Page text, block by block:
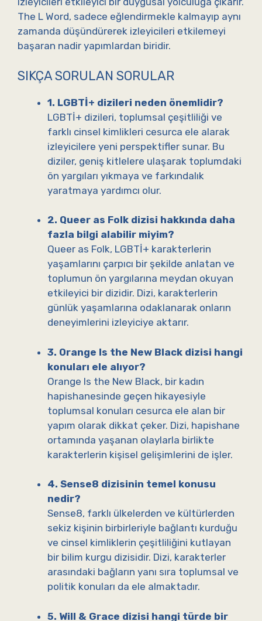
The L Word, sadece eğlendirmekle kalmayıp aynı
zamanda düşündürerek izleyicileri etkilemeyi
başaran nadir yapımlardan biridir.
SIKÇA SORULAN SORULAR
1. LGBTİ+ dizileri neden önemlidir?
LGBTİ+ dizileri, toplumsal çeşitliliği ve
farklı cinsel kimlikleri cesurca ele alarak
izleyicilere yeni perspektifler sunar. Bu
diziler, geniş kitlelere ulaşarak toplumdaki
ön yargıları yıkmaya ve farkındalık
yaratmaya yardımcı olur.
2. Queer as Folk dizisi hakkında daha
fazla bilgi alabilir miyim?
Queer as Folk, LGBTİ+ karakterlerin
yaşamlarını çarpıcı bir şekilde anlatan ve
toplumun ön yargılarına meydan okuyan
etkileyici bir dizidir. Dizi, karakterlerin
günlük yaşamlarına odaklanarak onların
deneyimlerini izleyiciye aktarır.
3. Orange Is the New Black dizisi hangi
konuları ele alıyor?
Orange Is the New Black, bir kadın
hapishanesinde geçen hikayesiyle
toplumsal konuları cesurca ele alan bir
yapım olarak dikkat çeker. Dizi, hapishane
ortamında yaşanan olaylarla birlikte
karakterlerin kişisel gelişimlerini de işler.
4. Sense8 dizisinin temel konusu
nedir?
Sense8, farklı ülkelerden ve kültürlerden
sekiz kişinin birbirleriyle bağlantı kurduğu
ve cinsel kimliklerin çeşitliliğini kutlayan
bir bilim kurgu dizisidir. Dizi, karakterler
arasındaki bağların yanı sıra toplumsal ve
politik konuları da ele almaktadır.
5. Will & Grace dizisi hangi türde bir